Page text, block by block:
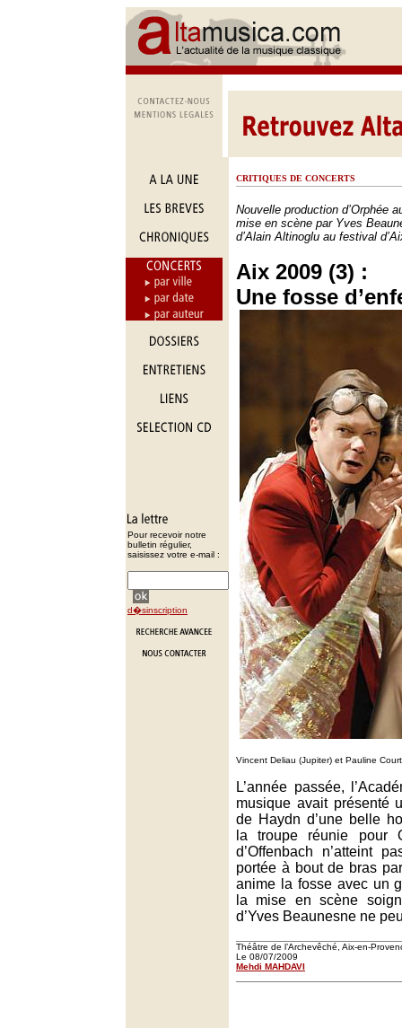
Pour recevoir notre
bulletin régulier,
saisissez votre e-mail :
d�sinscription
CRITIQUES DE CONCERTS
Nouvelle production d’Orphée
mise en scène par Yves
d’Alain Altinoglu au festival
Aix 2009 (3) :
Une fosse
Vincent Deliau (Jupiter) et Pauline
L’année passée,
musique avait présenté
de Haydn d’une belle
la troupe réunie pour
d’Offenbach n’atteint
portée à bout de bras
anime la fosse avec un
la mise en scène
d’Yves Beaunesne ne
Théâtre de l’Archevêché, Aix-en-
Le 08/07/2009
Mehdi MAHDAVI